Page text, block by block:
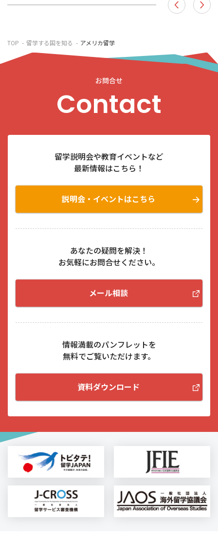
TOP 留学する国を知る アメリカ留学
お問合せ
Contact
留学説明会や教育イベントなど
最新情報はこちら！
説明会・イベントはこちら
あなたの疑問を解決！
お気軽にお問合せください。
メール相談
情報満載のパンフレットを
無料でご覧いただけます。
資料ダウンロード